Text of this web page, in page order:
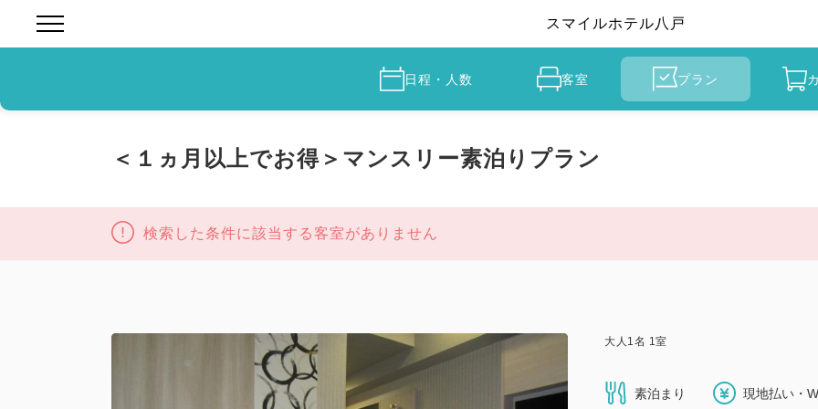
スマイルホテル八戸
日程・人数 客室 プラン
＜１ヵ月以上でお得＞マンスリー素泊りプラン
検索した条件に該当する客室がありません
大人 1名 1室
素泊まり 現地払い・